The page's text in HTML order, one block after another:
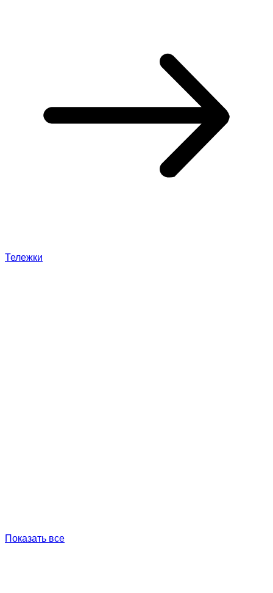
Тележки
Показать все